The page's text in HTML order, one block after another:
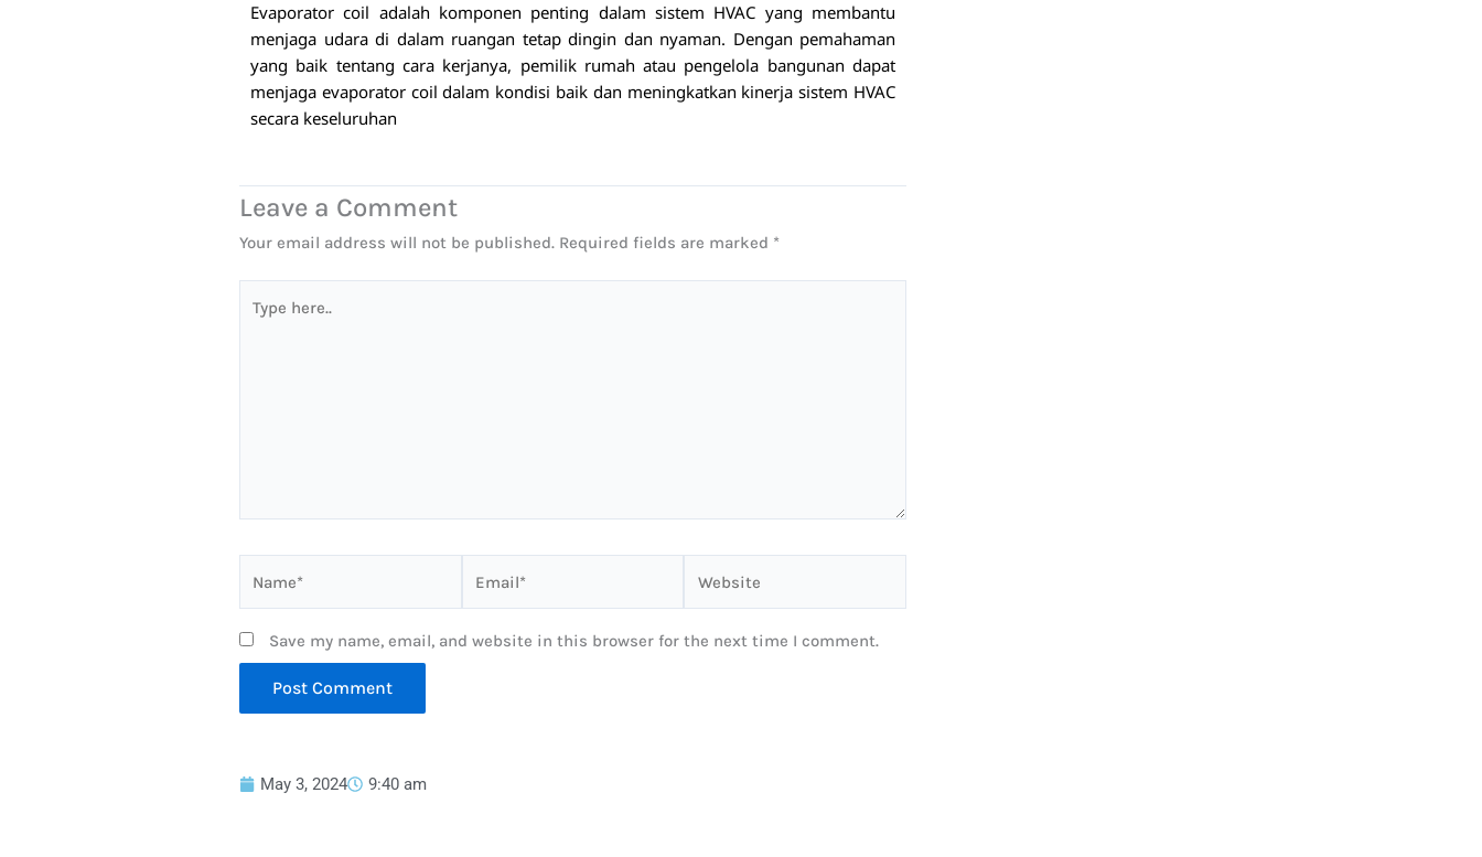
Evaporator coil adalah komponen penting dalam sistem HVAC yang membantu
menjaga udara di dalam ruangan tetap dingin dan nyaman. Dengan pemahaman
yang baik tentang cara kerjanya, pemilik rumah atau pengelola bangunan dapat
menjaga evaporator coil dalam kondisi baik dan meningkatkan kinerja sistem HVAC
secara keseluruhan
Leave a Comment
Your email address will not be published. Required fields are marked *
here..
Save my name, email, and website in this browser for the next time I comment.
May 3, 2024 9:40 am